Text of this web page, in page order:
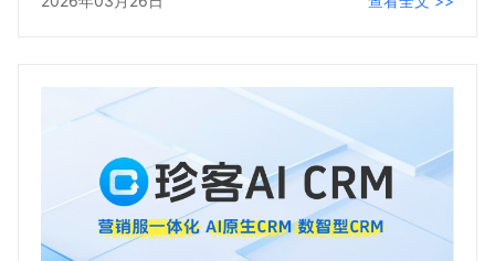
我们看到的并非无解的难题，而是一套将AI从“空中楼